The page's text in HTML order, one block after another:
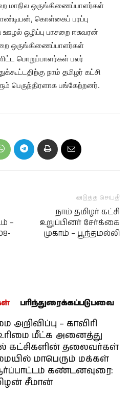
மாநில ஒருங்கிணைப்பாளர்கள்
கொள்கைப் பரப்பு
ஒழிப்பு பாசறை ஈசுவரன்
ஒருங்கிணைப்பாளர்கள்
பொறுப்பாளர்கள் பலர்
நாம் தமிழர் கட்சி
பெருந்திரளாக பங்கேற்றனர்.​
–
அடுத்த செய்தி
நாம் தமிழர் கட்சி
உறுப்பினர் சேர்க்கை
முகாம் – பூந்தமல்லி
பரிந்துரைக்கப்படுபவை
– காவிரி
உரிமை மீட்க அனைத்து
கட்சிகளின் தலைவர்கள்
மாபெரும் மக்கள்
கண்டனவுரை:
சீமான்